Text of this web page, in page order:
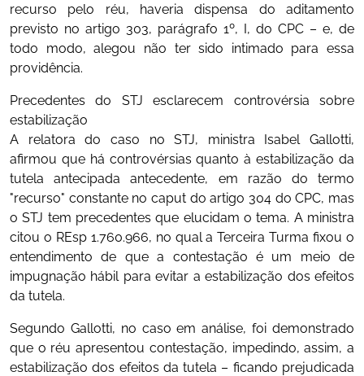
recurso pelo réu, haveria dispensa do aditamento
previsto no artigo 303, parágrafo 1º, I, do CPC – e, de
todo modo, alegou não ter sido intimado para essa
providência.
Precedentes do STJ esclarecem controvérsia sobre
estabilização
A relatora do caso no STJ, ministra Isabel Gallotti,
afirmou que há controvérsias quanto à estabilização da
tutela antecipada antecedente, em razão do termo
"recurso" constante no caput do artigo 304 do CPC, mas
o STJ tem precedentes que elucidam o tema. A ministra
citou o REsp 1.760.966, no qual a Terceira Turma fixou o
entendimento de que a contestação é um meio de
impugnação hábil para evitar a estabilização dos efeitos
da tutela.
Segundo Gallotti, no caso em análise, foi demonstrado
que o réu apresentou contestação, impedindo, assim, a
estabilização dos efeitos da tutela – ficando prejudicada